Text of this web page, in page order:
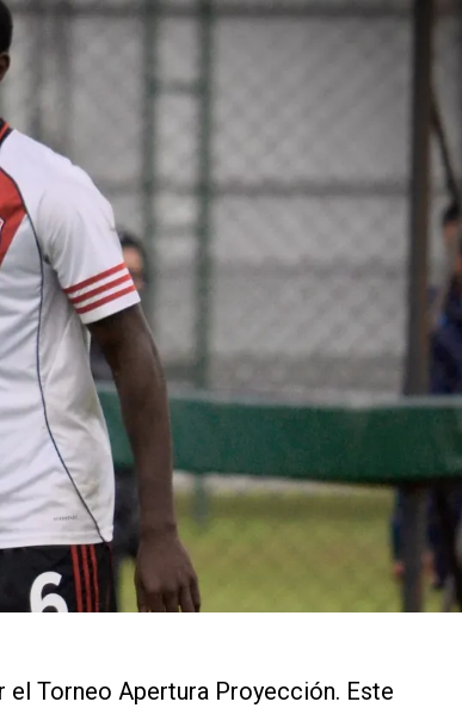
Torneo Apertura Proyección. Este